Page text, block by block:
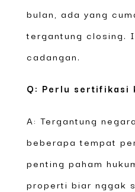
bulan, ada yang
tergantung closing.
cadangan.
Q: Perlu sertifikasi
A: Tergantung
beberapa tempat
penting paham
properti biar nggak